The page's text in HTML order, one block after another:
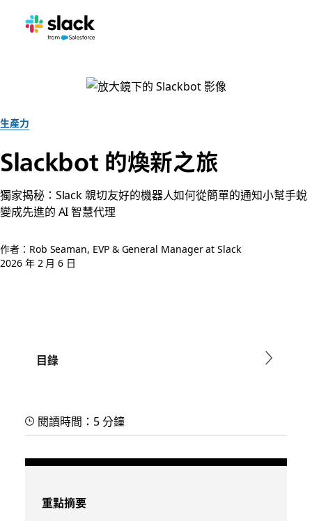
生產力
Slackbot 的煥新之旅
獨家揭秘：Slack 親切友好的機器人如何從簡單的通知小幫手蛻
變成先進的 AI 智慧代理
作者：Rob Seaman, EVP & General Manager at Slack
2026 年 2 月 6 日
目錄
閱讀時間：5 分鐘
重點摘要